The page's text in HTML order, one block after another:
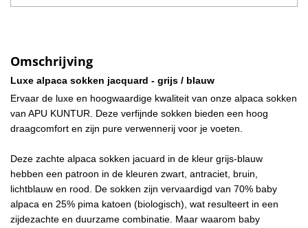
Omschrijving
Luxe alpaca sokken jacquard - grijs / blauw
Ervaar de luxe en hoogwaardige kwaliteit van onze alpaca sokken
van APU KUNTUR. Deze verfijnde sokken bieden een hoog
draagcomfort en zijn pure verwennerij voor je voeten.
Deze zachte alpaca sokken jacuard in de kleur grijs-blauw
hebben een patroon in de kleuren zwart, antraciet, bruin,
lichtblauw en rood. De sokken zijn vervaardigd van 70% baby
alpaca en 25% pima katoen (biologisch), wat resulteert in een
zijdezachte en duurzame combinatie. Maar waarom baby